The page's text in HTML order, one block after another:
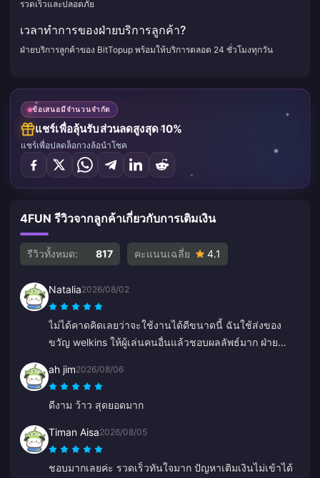
รวดเร็วและปลอดภัย
เวลาทำการของฝ่ายบริการลูกค้า?
ฝ่ายบริการลูกค้าของ BitTopup พร้อมให้บริการตลอด 24 ชั่วโมงทุกวัน
ข้อเสนอมีจำนวนจำกัด
แชร์เพื่อลุ้นรับส่วนลดสูงสุด 10%
แชร์เพื่อปลดล็อกวงล้อนำโชค
4FUN รีวิวจากลูกค้าเกี่ยวกับการเติมเงิน
รีวิวทั้งหมด: 817 คะแนนเฉลี่ย 4.1
Natalia2026/08/02
ไม่ได้คาดคิดเลยว่าจะใช้งานได้ดีขนาดนี้ ฉันใช้ส่งของ
ขวัญ welkins ให้ผู้เล่นคนอื่นแล้วชอบผลลัพธ์มาก ฝ่าย
ใคร แพลตฟอร์มนี้ยอดเยี่ยมมากค่ะ
ah jim2026/08/06
ดีงาม ว้าว สุดยอดมาก
Timan Aisa2026/08/05
ชอบมากเลยค่ะ รวดเร็วทันใจมาก ปัญหาเติมเงินไม่เข้าได้